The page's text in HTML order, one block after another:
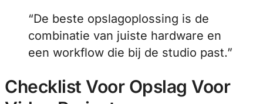
“De beste opslagoplossing is de
combinatie van juiste hardware en
een workflow die bij de studio past.”
Checklist Voor Opslag Voor